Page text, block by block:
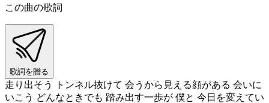
この曲の歌詞
歌詞を贈る
走り出そう トンネル抜けて 会うから見える顔がある 会いに
いこう どんなときでも 踏み出す一歩が 僕と 今日を変えてい